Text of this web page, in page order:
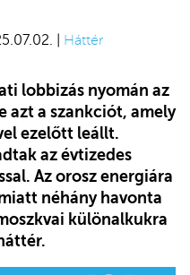
| Háttér
lobbizás nyomán az
azt a szankciót, amely
ezelőtt leállt.
az évtizedes
Az orosz energiára
néhány havonta
különalkukra